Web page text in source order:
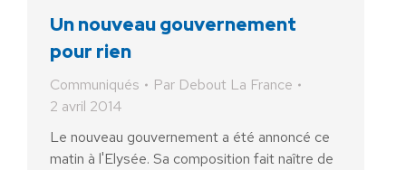
Un nouveau gouvernement
pour rien
Communiqués Par Debout La France
2 avril 2014
Le nouveau gouvernement a été annoncé ce
matin à l'Elysée. Sa composition fait naître de